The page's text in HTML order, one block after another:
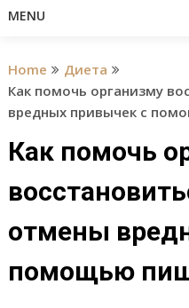
MENU
Home
Диета
Как помочь организму
вредных привычек с
Как помочь
отмены
помощью